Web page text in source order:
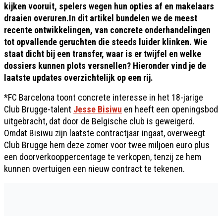
kijken vooruit, spelers wegen hun opties af en makelaars
draaien overuren.In dit artikel bundelen we de meest
recente ontwikkelingen, van concrete onderhandelingen
tot opvallende geruchten die steeds luider klinken. Wie
staat dicht bij een transfer, waar is er twijfel en welke
dossiers kunnen plots versnellen? Hieronder vind je de
laatste updates overzichtelijk op een rij.
*FC Barcelona toont concrete interesse in het 18-jarige
Club Brugge-talent Jesse Bisiwu en heeft een openingsbod
uitgebracht, dat door de Belgische club is geweigerd.
Omdat Bisiwu zijn laatste contractjaar ingaat, overweegt
Club Brugge hem deze zomer voor twee miljoen euro plus
een doorverkooppercentage te verkopen, tenzij ze hem
kunnen overtuigen een nieuw contract te tekenen.